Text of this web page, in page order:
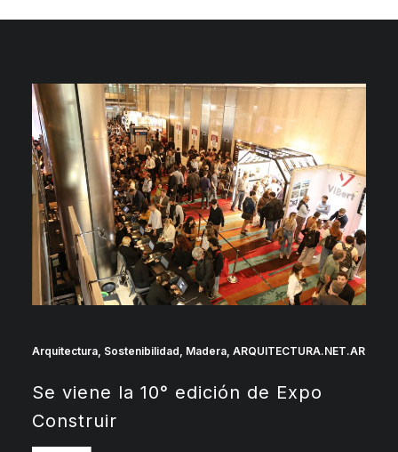
Arquitectura, Sostenibilidad, Madera, ARQUITECTURA.NET.AR
Se viene la 10° edición de Expo
Construir